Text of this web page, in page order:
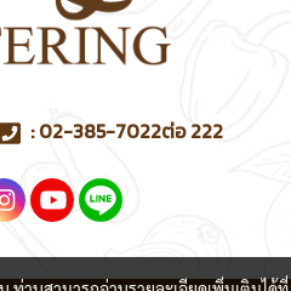
:02-385-7022ต่อ 222